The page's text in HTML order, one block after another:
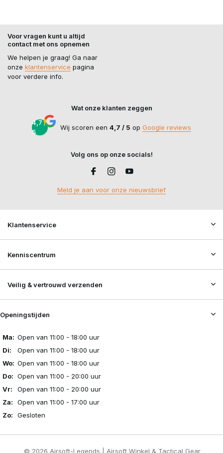
Voor vragen kunt u altijd
contact met ons opnemen
We helpen je graag! Ga naar
onze klantenservice pagina
voor verdere info.
Wat onze klanten zeggen
4,7 /
5
Wij scoren een 4,7 / 5 op Google reviews
Volg ons op onze socials!
Meld je aan voor onze nieuwsbrief
Klantenservice
Kenniscentrum
Veilig & vertrouwd verzenden
Openingstijden
Ma: Open van 11:00 - 18:00 uur
Di:
Open van 11:00 - 18:00 uur
Wo: Open van 11:00 - 18:00 uur
Do: Open van 11:00 - 20:00 uur
Vr:
Open van 11:00 - 20:00 uur
Za:
Open van 11:00 - 17:00 uur
Zo:
Gesloten
© 2026 Airsoft-Legends | Airsoft Winkel & Tactical Gear